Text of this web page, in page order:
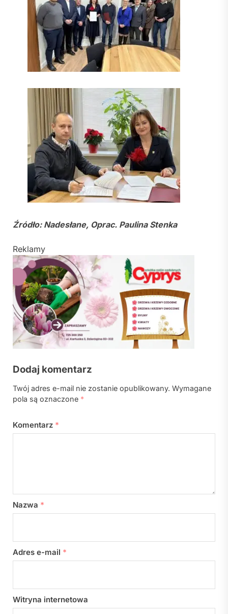
Źródło: Nadesłane, Oprac. Paulina Stenka
Reklamy
Dodaj komentarz
Twój adres e-mail nie zostanie opublikowany. Wymagane
pola są oznaczone *
Komentarz *
Nazwa *
Adres e-mail *
Witryna internetowa